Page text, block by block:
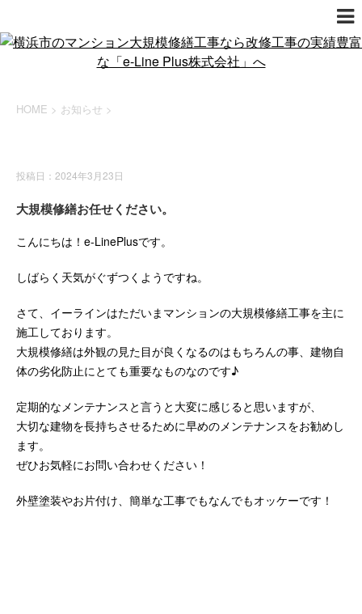
HOME > お知らせ >
投稿日：2024年3月23日
大規模修繕お任せください。
こんにちは！e-LinePlusです。
しばらく天気がぐずつくようですね。
さて、イーラインはただいまマンションの大規模修繕工事を主に
施工しております。
大規模修繕は外観の見た目が良くなるのはもちろんの事、建物自
体の劣化防止にとても重要なものなのです♪
定期的なメンテナンスと言うと大変に感じると思いますが、
大切な建物を長持ちさせるために早めのメンテナンスをお勧めし
ます。
ぜひお気軽にお問い合わせください！
外壁塗装やお片付け、簡単な工事でもなんでもオッケーです！